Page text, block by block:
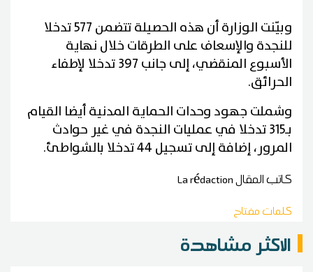
وبيّنت الوزارة أن هذه الحصيلة تتضمن 577 تدخلا
للنجدة والإسعاف على الطرقات خلال نهاية
الأسبوع المنقضي، إلى جانب 397 تدخلا لإطفاء
الحرائق.
وشملت جهود وحدات الحماية المدنية أيضا القيام
بـ315 تدخلا في عمليات النجدة في غير حوادث
المرور، إضافة إلى تسجيل 44 تدخلا بالشواطئ.
كاتب المقالLa rédaction
كلمات مفتاح
الاكثر مشاهدة